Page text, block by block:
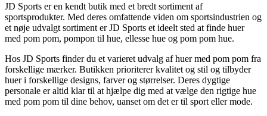
JD Sports er en kendt butik med et bredt sortiment af
sportsprodukter. Med deres omfattende viden om sportsindustrien og
et nøje udvalgt sortiment er JD Sports et ideelt sted at finde huer
med pom pom, pompon til hue, ellesse hue og pom pom hue.
Hos JD Sports finder du et varieret udvalg af huer med pom pom fra
forskellige mærker. Butikken prioriterer kvalitet og stil og tilbyder
huer i forskellige designs, farver og størrelser. Deres dygtige
personale er altid klar til at hjælpe dig med at vælge den rigtige hue
med pom pom til dine behov, uanset om det er til sport eller mode.